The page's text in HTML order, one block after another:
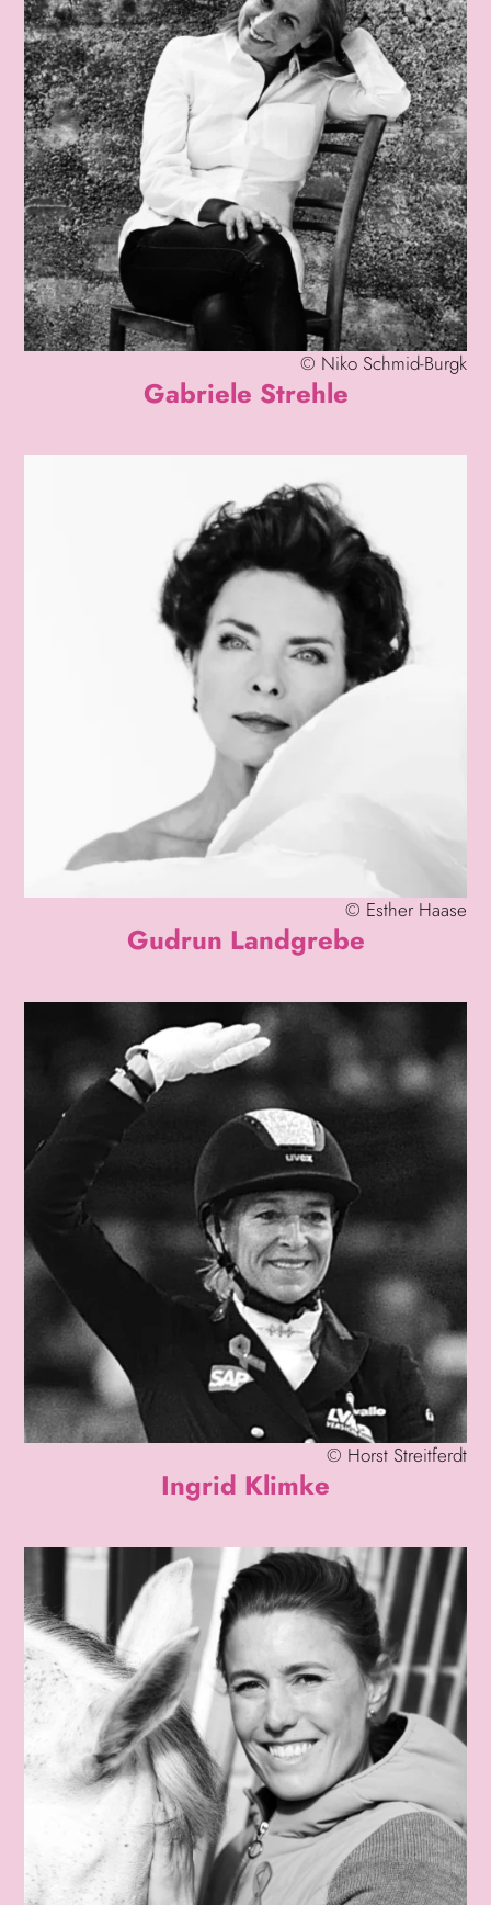
© Niko Schmid-Burgk
Gabriele Strehle
© Esther Haase
Gudrun Landgrebe
© Horst Streitferdt
Ingrid Klimke